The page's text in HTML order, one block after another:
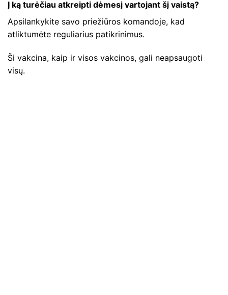
Į ką turėčiau atkreipti dėmesį vartojant šį vaistą?
Apsilankykite savo priežiūros komandoje, kad
atliktumėte reguliarius patikrinimus.
Ši vakcina, kaip ir visos vakcinos, gali neapsaugoti
visų.